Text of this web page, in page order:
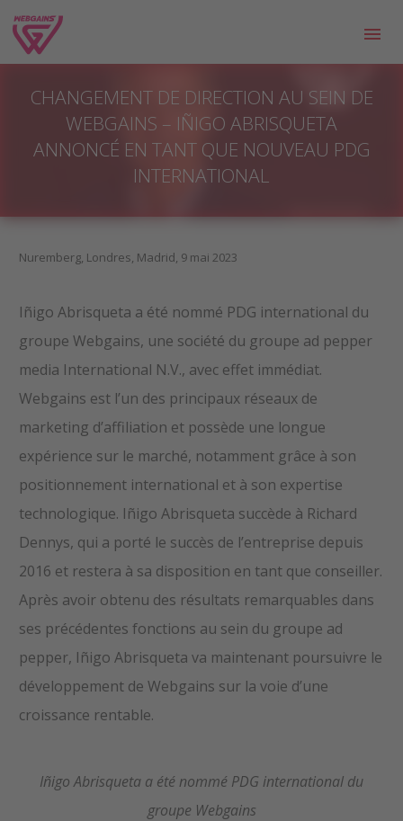
CHANGEMENT DE DIRECTION AU SEIN DE
WEBGAINS – IÑIGO ABRISQUETA
ANNONCÉ EN TANT QUE NOUVEAU PDG
INTERNATIONAL
Nuremberg, Londres, Madrid, 9 mai 2023
Iñigo Abrisqueta a été nommé PDG international du
groupe Webgains, une société du groupe ad pepper
media International N.V., avec effet immédiat.
Webgains est l’un des principaux réseaux de
marketing d’affiliation et possède une longue
expérience sur le marché, notamment grâce à son
positionnement international et à son expertise
technologique. Iñigo Abrisqueta succède à Richard
Dennys, qui a porté le succès de l’entreprise depuis
2016 et restera à sa disposition en tant que conseiller.
Après avoir obtenu des résultats remarquables dans
ses précédentes fonctions au sein du groupe ad
pepper, Iñigo Abrisqueta va maintenant poursuivre le
développement de Webgains sur la voie d’une
croissance rentable.
Iñigo Abrisqueta a été nommé PDG international du
groupe Webgains